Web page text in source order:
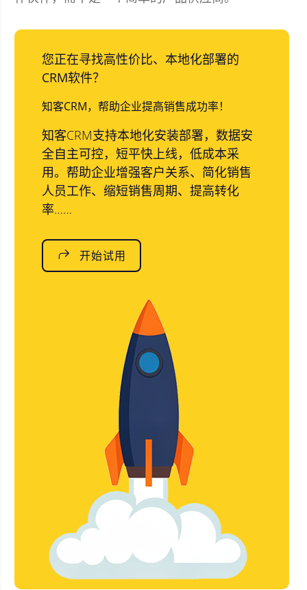
您正在寻找高性价比、本地化部署的
CRM软件？
知客CRM，帮助企业提高销售成功率！
知客CRM支持本地化安装部署，数据安
全自主可控，短平快上线，低成本采
用。帮助企业增强客户关系、简化销售
人员工作、缩短销售周期、提高转化
率……
开始试用